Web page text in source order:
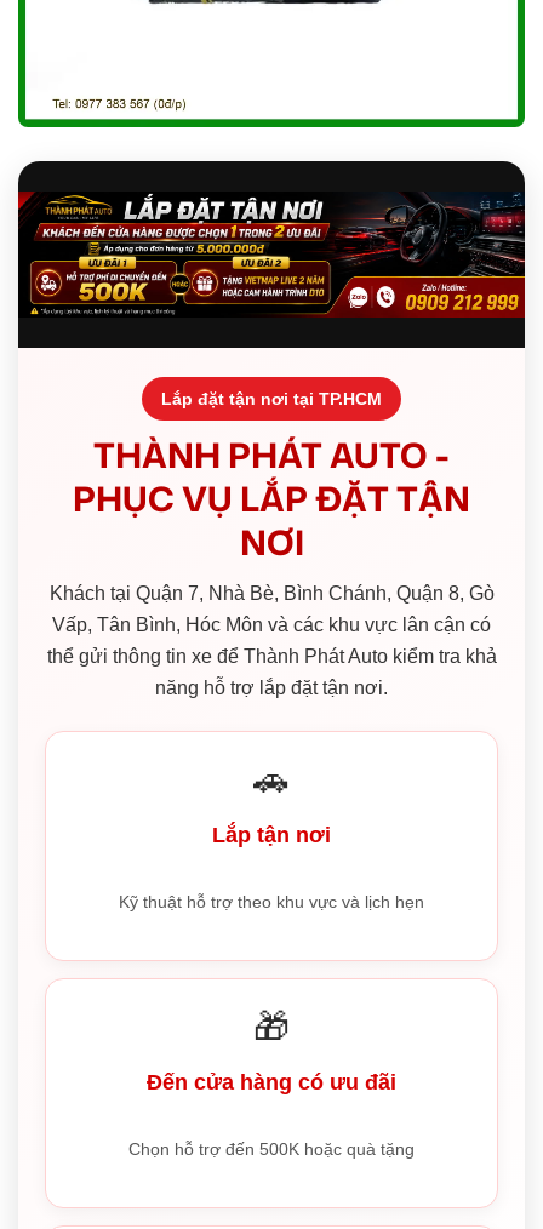
Lắp đặt tận nơi tại TP.HCM
THÀNH PHÁT AUTO -
PHỤC VỤ LẮP ĐẶT TẬN
NƠI
Khách tại Quận 7, Nhà Bè, Bình Chánh, Quận 8, Gò
Vấp, Tân Bình, Hóc Môn và các khu vực lân cận có
thể gửi thông tin xe để Thành Phát Auto kiểm tra khả
năng hỗ trợ lắp đặt tận nơi.
🚗
Lắp tận nơi
Kỹ thuật hỗ trợ theo khu vực và lịch hẹn
🎁
Đến cửa hàng có ưu đãi
Chọn hỗ trợ đến 500K hoặc quà tặng